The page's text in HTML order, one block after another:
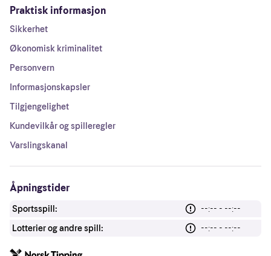
Praktisk informasjon
Sikkerhet
Økonomisk kriminalitet
Personvern
Informasjonskapsler
Tilgjengelighet
Kundevilkår og spilleregler
Varslingskanal
Åpningstider
Sportsspill:
--:-- - --:--
Lotterier og andre spill:
--:-- - --:--